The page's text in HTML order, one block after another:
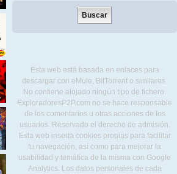
Esta web está basada en enlaces para
descargar con eMule, BitTorrent o similares.
No contiene alojado ningún tipo de fichero.
ExploradoresP2P.com no se hace responsable
de los comentarios u otras acciones de los
usuarios. Reservado el derecho de admisión.
Esta web inserta cookies propias para facilitar
tu navegación, así como para mejorar la
usabilidad y temática de la misma con Google
Analytics. Los datos personales de cada